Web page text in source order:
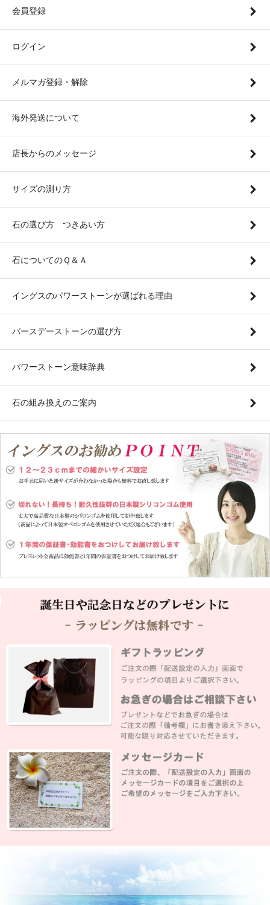
会員登録
ログイン
メルマガ登録・解除
海外発送について
店長からのメッセージ
サイズの測り方
石の選び方 つきあい方
石についてのＱ＆Ａ
イングスのパワーストーンが選ばれる理由
バースデーストーンの選び方
パワーストーン意味辞典
石の組み換えのご案内